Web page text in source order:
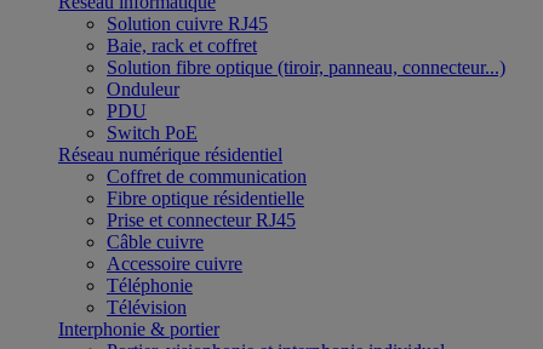
Solution cuivre RJ45
Baie, rack et coffret
Solution fibre optique (tiroir, panneau, connecteur...)
Onduleur
PDU
Switch PoE
Réseau numérique résidentiel
Coffret de communication
Fibre optique résidentielle
Prise et connecteur RJ45
Câble cuivre
Accessoire cuivre
Téléphonie
Télévision
Interphonie & portier